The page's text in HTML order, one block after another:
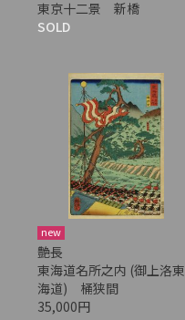
東京十二景 新橋
SOLD
new
艶長
東海道名所之内 (御上洛東
海道) 桶狭間
35,000円